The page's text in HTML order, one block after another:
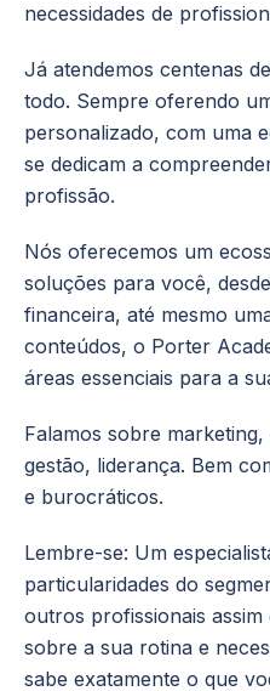
necessidades de
Já atendemos centenas
todo. Sempre oferendo
personalizado, com uma
se dedicam a
profissão.
Nós oferecemos um
soluções para você,
financeira, até mesmo
conteúdos, o Porter
áreas essenciais para a
Falamos sobre
gestão, liderança. Bem
e burocráticos.
Lembre-se: Um
particularidades do
outros profissionais
sobre a sua rotina e
sabe exatamente o que